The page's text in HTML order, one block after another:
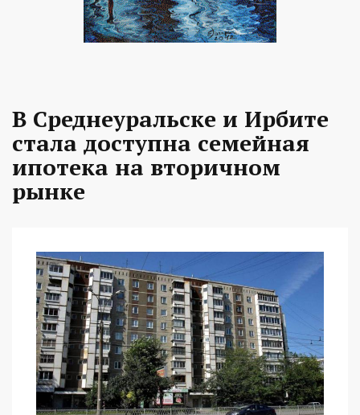
В Среднеуральске и Ирбите
стала доступна семейная
ипотека на вторичном
рынке